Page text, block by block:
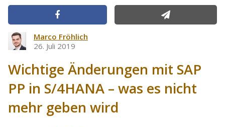
Marco Fröhlich
26. Juli 2019
Wichtige Änderungen mit SAP
PP in S/4HANA – was es nicht
mehr geben wird